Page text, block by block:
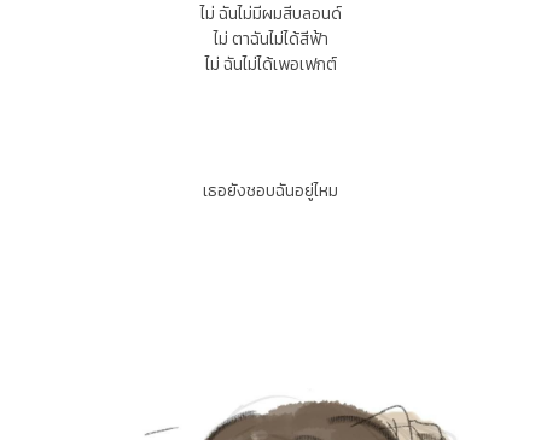
ไม่ ฉันไม่มีผมสีบลอนด์
ไม่ ตาฉันไม่ได้สีฟ้า
ไม่ ฉันไม่ได้เพอเฟกต์
เธอยังชอบฉันอยู่ไหม